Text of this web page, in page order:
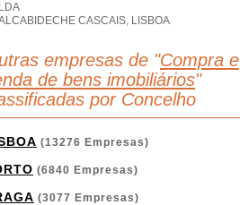
LDA
CASCAIS, LISBOA
empresas de "Compra e
de bens imobiliários"
por Concelho
(13276 Empresas)
(6840 Empresas)
(3077 Empresas)